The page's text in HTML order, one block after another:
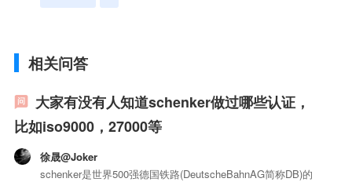
相关问答
大家有没有人知道schenker做过哪些认证，
比如iso9000，27000等
徐晟@Joker
schenker是世界500强德国铁路(DeutscheBahnAG简称DB)的